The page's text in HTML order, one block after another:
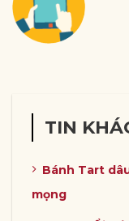
TIN
Bánh Tart
mọng